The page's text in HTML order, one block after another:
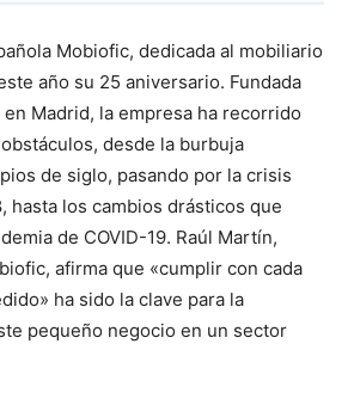
Mobiofic, dedicada al mobiliario
año su 25 aniversario. Fundada
Madrid, la empresa ha recorrido
desde la burbuja
de siglo, pasando por la crisis
hasta los cambios drásticos que
de COVID-19. Raúl Martín,
afirma que «cumplir con cada
ha sido la clave para la
pequeño negocio en un sector